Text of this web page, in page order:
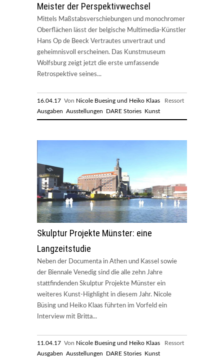
Meister der Perspektivwechsel
Mittels Maßstabsverschiebungen und monochromer
Oberflächen lässt der belgische Multimedia-Künstler
Hans Op de Beeck Vertrautes unvertraut und
geheimnisvoll erscheinen. Das Kunstmuseum
Wolfsburg zeigt jetzt die erste umfassende
Retrospektive seines...
16.04.17 Von Nicole Buesing und Heiko Klaas Ressort
Ausgaben Ausstellungen DARE Stories Kunst
Skulptur Projekte Münster: eine
Langzeitstudie
Neben der Documenta in Athen und Kassel sowie
der Biennale Venedig sind die alle zehn Jahre
stattfindenden Skulptur Projekte Münster ein
weiteres Kunst-Highlight in diesem Jahr. Nicole
Büsing und Heiko Klaas führten im Vorfeld ein
Interview mit Britta...
11.04.17 Von Nicole Buesing und Heiko Klaas Ressort
Ausgaben Ausstellungen DARE Stories Kunst